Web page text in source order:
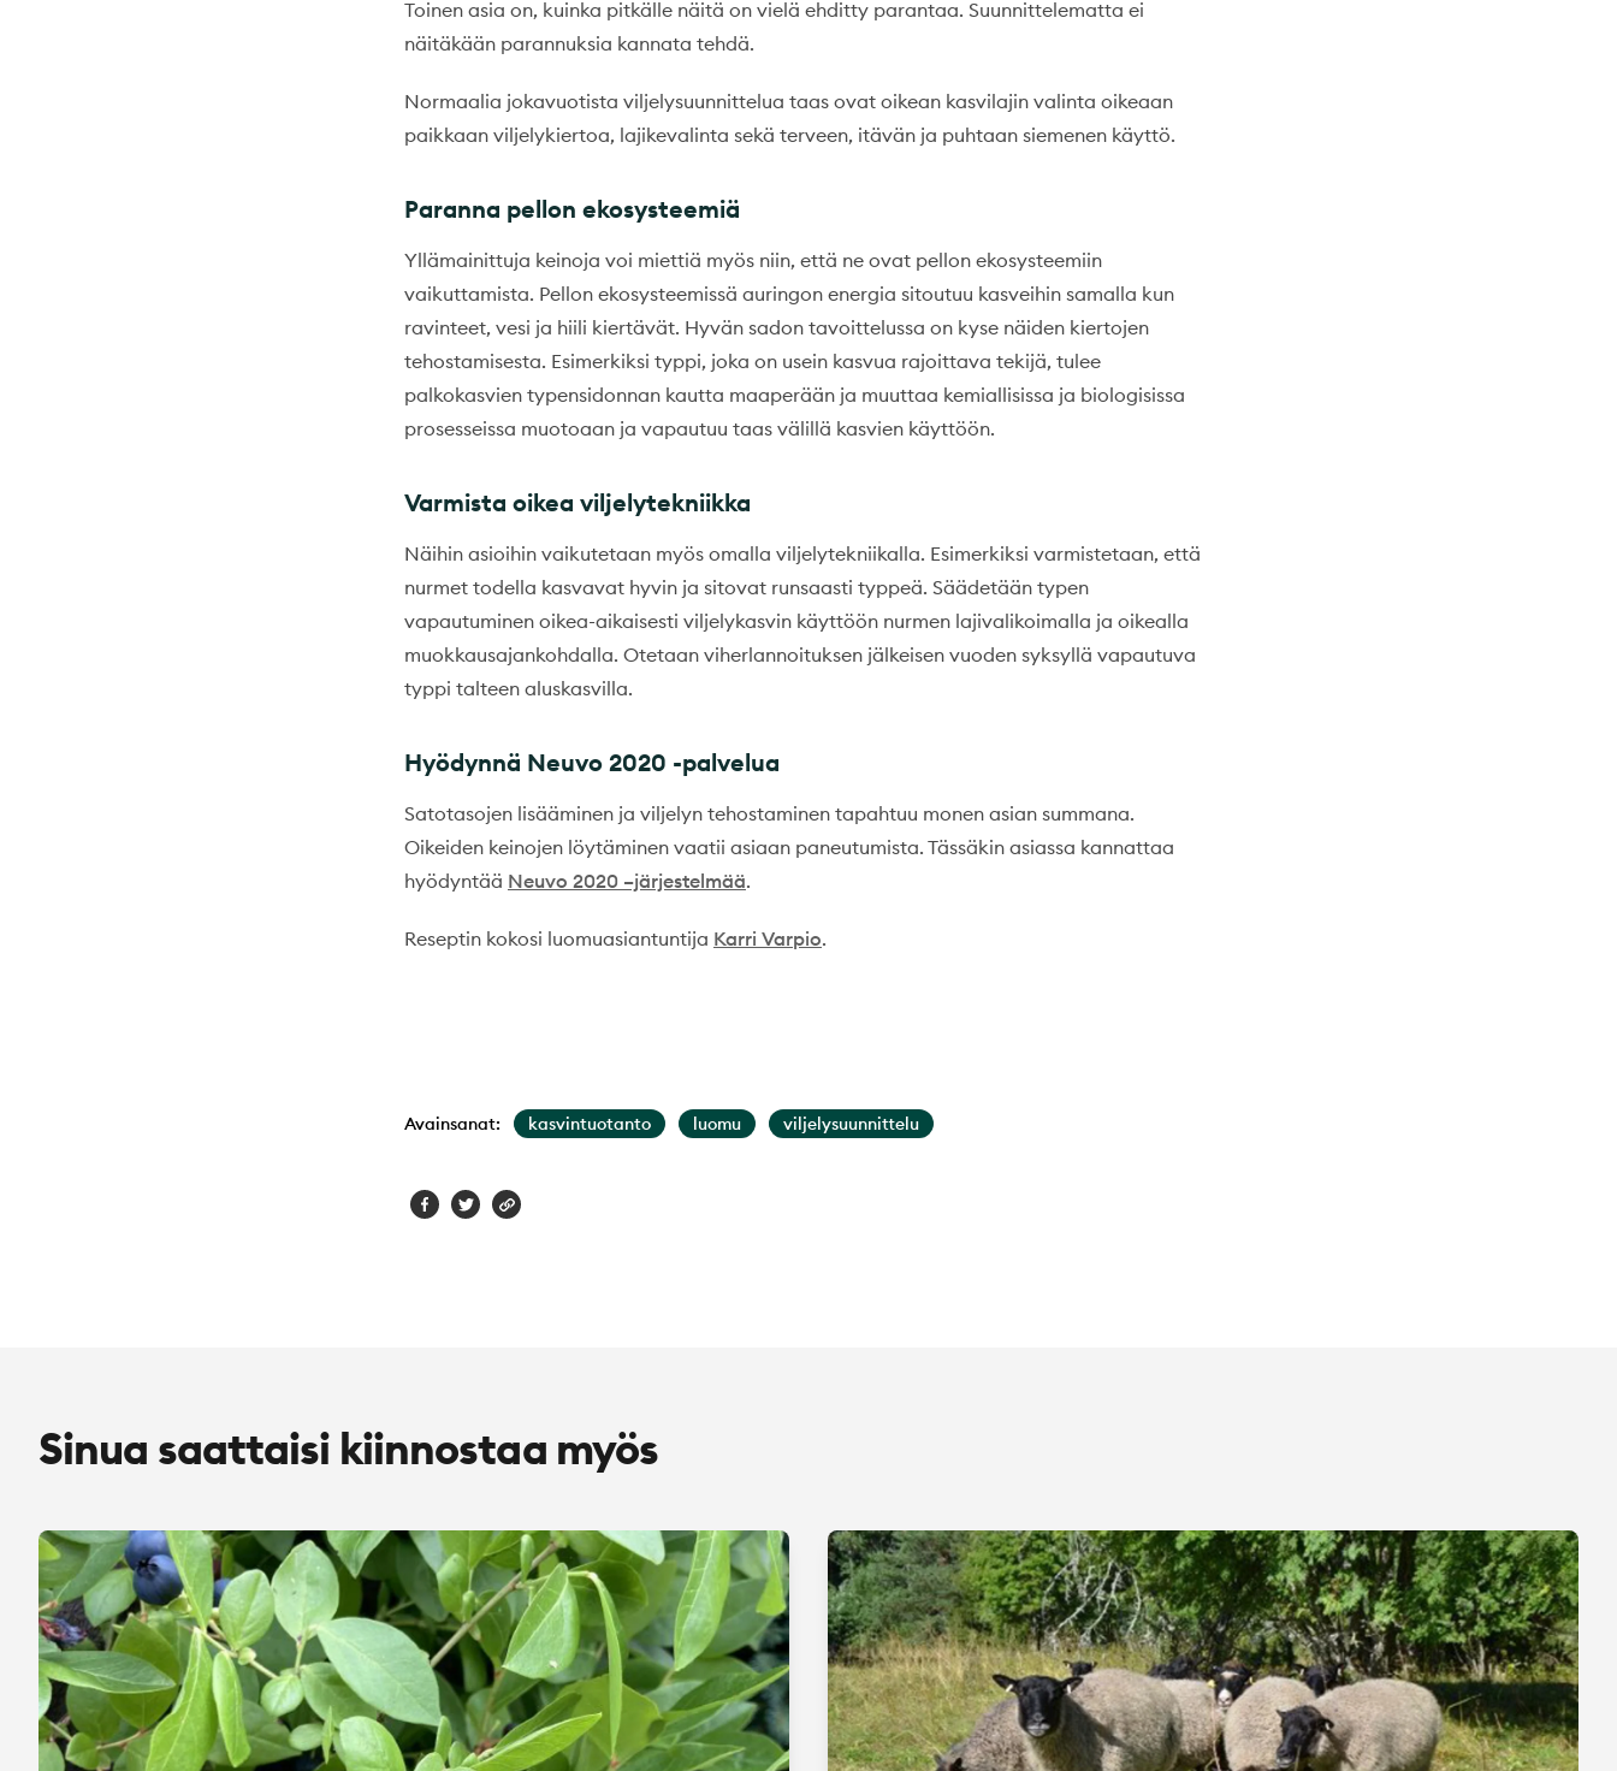
Toinen asia on, kuinka pitkälle näitä on vielä ehditty parantaa. Suunnittelematta ei
näitäkään parannuksia kannata tehdä.
Normaalia jokavuotista viljelysuunnittelua taas ovat oikean kasvilajin valinta oikeaan
paikkaan viljelykiertoa, lajikevalinta sekä terveen, itävän ja puhtaan siemenen käyttö.
Paranna pellon ekosysteemiä
Yllämainittuja keinoja voi miettiä myös niin, että ne ovat pellon ekosysteemiin
vaikuttamista. Pellon ekosysteemissä auringon energia sitoutuu kasveihin samalla kun
ravinteet, vesi ja hiili kiertävät. Hyvän sadon tavoittelussa on kyse näiden kiertojen
tehostamisesta. Esimerkiksi typpi, joka on usein kasvua rajoittava tekijä, tulee
palkokasvien typensidonnan kautta maaperään ja muuttaa kemiallisissa ja biologisissa
prosesseissa muotoaan ja vapautuu taas välillä kasvien käyttöön.
Varmista oikea viljelytekniikka
Näihin asioihin vaikutetaan myös omalla viljelytekniikalla. Esimerkiksi varmistetaan, että
nurmet todella kasvavat hyvin ja sitovat runsaasti typpeä. Säädetään typen
vapautuminen oikea-aikaisesti viljelykasvin käyttöön nurmen lajivalikoimalla ja oikealla
muokkausajankohdalla. Otetaan viherlannoituksen jälkeisen vuoden syksyllä vapautuva
typpi talteen aluskasvilla.
Hyödynnä Neuvo 2020 -palvelua
Satotasojen lisääminen ja viljelyn tehostaminen tapahtuu monen asian summana.
Oikeiden keinojen löytäminen vaatii asiaan paneutumista. Tässäkin asiassa kannattaa
hyödyntää Neuvo 2020 –järjestelmää.
Reseptin kokosi luomuasiantuntija Karri Varpio.
Avainsanat: kasvintuotanto luomu viljelysuunnittelu
Sinua saattaisi kiinnostaa myös